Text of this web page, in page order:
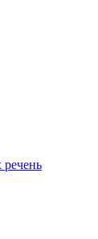
речень